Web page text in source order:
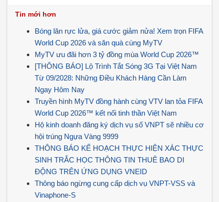
Tin mới hơn
Bóng lăn rực lửa, giá cước giảm nửa! Xem trọn FIFA
World Cup 2026 và săn quà cùng MyTV
MyTV ưu đãi hơn 3 tỷ đồng mùa World Cup 2026™
[THÔNG BÁO] Lộ Trình Tắt Sóng 3G Tại Việt Nam
Từ 09/2028: Những Điều Khách Hàng Cần Làm
Ngay Hôm Nay
Truyền hình MyTV đồng hành cùng VTV lan tỏa FIFA
World Cup 2026™ kết nối tinh thần Việt Nam
Hộ kinh doanh đăng ký dịch vụ số VNPT sẽ nhiều cơ
hội trúng Ngựa Vàng 9999
THÔNG BÁO KẾ HOẠCH THỰC HIỆN XÁC THỰC
SINH TRẮC HỌC THÔNG TIN THUÊ BAO DI
ĐỘNG TRÊN ỨNG DỤNG VNEID
Thông báo ngừng cung cấp dịch vụ VNPT-VSS và
Vinaphone-S